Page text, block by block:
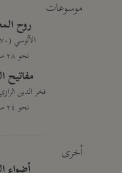
موسوعات
روح
الآلوسي (١٢٧٠ هـ)
نحو ٢٨ مجلدًا
مفاتيح
فخر الدين الرازي
نحو ٢٤ مجلدًا
أخرى